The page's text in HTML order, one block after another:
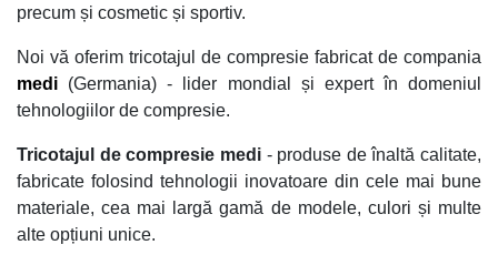
precum și cosmetic și sportiv.
Noi vă oferim tricotajul de compresie fabricat de compania
medi (Germania) - lider mondial și expert în domeniul
tehnologiilor de compresie.
Tricotajul de compresie medi- produse de înaltă calitate,
fabricate folosind tehnologii inovatoare din cele mai bune
materiale, cea mai largă gamă de modele, culori și multe
alte opțiuni unice.